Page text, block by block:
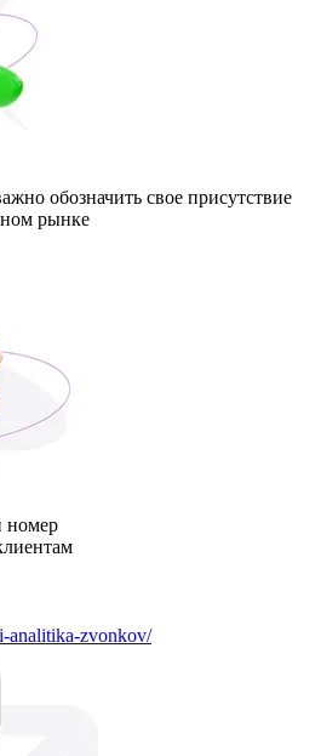
обозначить свое присутствие
рынке
номер
analitika-zvonkov/